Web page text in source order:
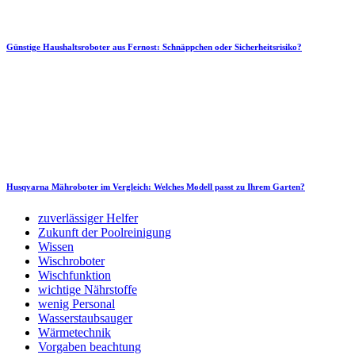
Günstige Haushaltsroboter aus Fernost: Schnäppchen oder Sicherheitsrisiko?
Husqvarna Mähroboter im Vergleich: Welches Modell passt zu Ihrem Garten?
zuverlässiger Helfer
Zukunft der Poolreinigung
Wissen
Wischroboter
Wischfunktion
wichtige Nährstoffe
wenig Personal
Wasserstaubsauger
Wärmetechnik
Vorgaben beachtung